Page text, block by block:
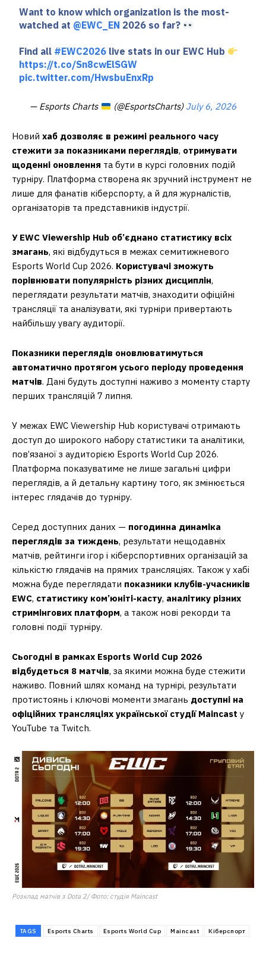
Want to know which organization is the most-
watched at @EWC_EN 2026 so far?
Find all #EWC2026 live stats in our EWC Hub
https://t.co/Sn8cwElSGW
pic.twitter.com/HwsbuEnxRp
— Esports Charts (@EsportsCharts) July 6, 2026
Новий хаб дозволяє в режимі реального часу
стежити за показниками переглядів, отримувати
щоденні оновлення та бути в курсі головних подій
турніру. Платформа створена як зручний інструмент не
лише для фанатів кіберспорту, а й для журналістів,
організаторів та представників індустрії.
У EWC Viewership Hub об’єднано статистику всіх
змагань, які відбудуться в межах семитижневого
Esports World Cup 2026. Користувачі зможуть
порівнювати популярність різних дисциплін,
переглядати результати матчів, знаходити офіційні
трансляції та аналізувати, які турніри привертають
найбільшу увагу аудиторії.
Показники переглядів оновлюватимуться
автоматично протягом усього періоду проведення
матчів. Дані будуть доступні наживо з моменту старту
перших трансляцій 7 липня.
У межах EWC Viewership Hub користувачі отримають
доступ до широкого набору статистики та аналітики,
пов’язаної з аудиторією Esports World Cup 2026.
Платформа показуватиме не лише загальні цифри
переглядів, а й детальну картину того, як змінюється
інтерес глядачів до турніру.
Серед доступних даних — погодинна динаміка
переглядів за тиждень, результати нещодавніх
матчів, рейтинги ігор і кіберспортивних організацій за
кількістю глядачів на прямих трансляціях. Також у хабі
можна буде переглядати показники клубів-учасників
EWC, статистику ком’юніті-касту, аналітику різних
стримінгових платформ, а також нові рекорди та
головні події турніру.
Сьогодні в рамках Esports World Cup 2026
відбудеться 8 матчів, за якими можна буде стежити
наживо. Повний шлях команд на турнірі, результати
протистоянь і ключові моменти змагань доступні на
офіційних трансляціях української студії Maincast у
YouTube та Twitch.
Розклад матчів з Dota 2/ Фото: студія Maincast
TAGS Esports Charts Esports World Cup Maincast Кіберспорт